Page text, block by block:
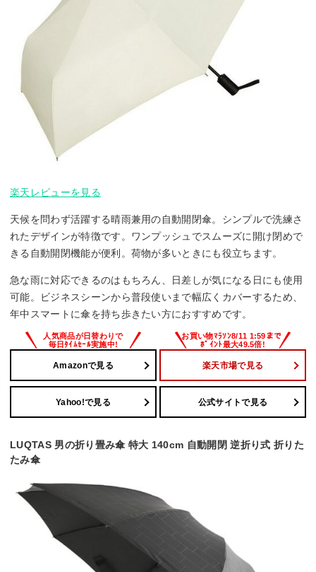
楽天レビューを見る
天候を問わず活躍する晴雨兼用の自動開閉傘。シンプルで洗練さ
れたデザインが特徴です。ワンプッシュでスムーズに開け閉めで
きる自動開閉機能が便利。荷物が多いときにも役立ちます。
急な雨に対応できるのはもちろん、日差しが気になる日にも使用
可能。ビジネスシーンから普段使いまで幅広くカバーするため、
年中スマートに傘を持ち歩きたい方におすすめです。
Amazonで見る 楽天市場で見る
Yahoo!で見る 公式サイトで見る
LUQTAS 男の折り畳み傘 特大 140cm 自動開閉 逆折り式 折りた
たみ傘